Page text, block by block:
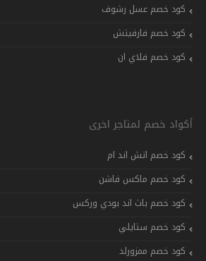
كود خصم عسل رشوف
كود خصم فارفيتش
كود خصم فلاي ان
أكواد خصم لمتاجر اخرى
كود خصم اتش اند ام
كود خصم ماكس فاشن
كود خصم باث اند بودي وركس
كود خصم ستايلي
كود خصم ممزورلد